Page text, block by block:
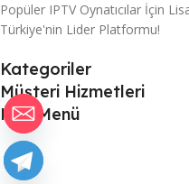
Popüler IPTV Oynatıcılar İçin
Türkiye'nin Lider Platformu!
Kategoriler
Müşteri Hizmetleri
Hızlı Menü